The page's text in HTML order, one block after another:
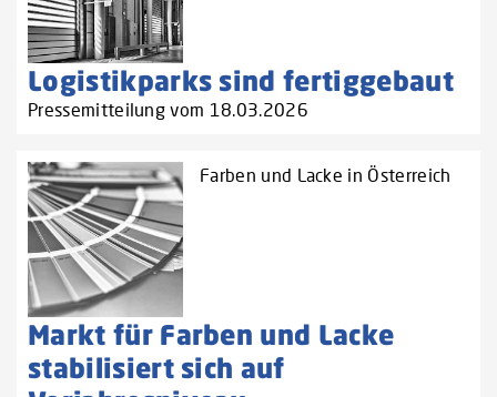
Logistikparks sind fertiggebaut
Pressemitteilung vom 18.03.2026
Farben und Lacke in Österreich
Markt für Farben und Lacke
stabilisiert sich auf